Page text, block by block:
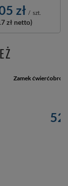
zł / szt.
zł netto)
Zamek